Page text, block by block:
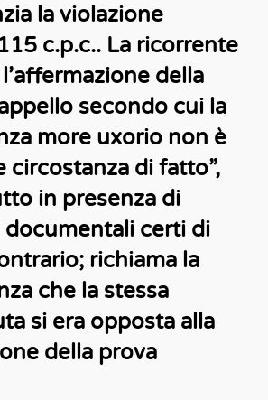
la violazione
c.p.c.. La ricorrente
della
secondo cui la
more uxorio non è
circostanza di fatto”,
in presenza di
certi di
richiama la
che la stessa
si era opposta alla
della prova